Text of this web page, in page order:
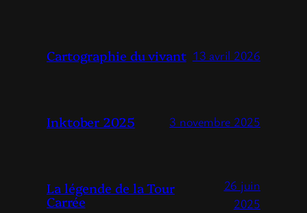
Cartographie du vivant 13 avril 2026
Inktober 2025 3 novembre 2025
La légende de la Tour
Carrée
26 juin
2025